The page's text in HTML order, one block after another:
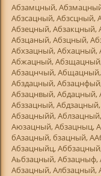
Абзамцный,
Абзсацный, Абзсцный,
Абзецный, Абзакцный,
Абзцаный, Абзцный,
Абхзацный,
Абжацный,
Абзацнчый,
Абздацный,
Абзацнвый,
Абззацный,
Абзацныйй,
Аюзацный, Абзацныц,
бАзацный, бзацный,
Абзацныйц,
Аьбзацный,
Абзацный, Албзацный,